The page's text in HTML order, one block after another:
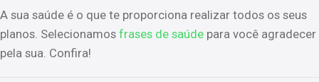
A sua saúde é o que te proporciona realizar todos os seus
planos. Selecionamos frases de saúde para você agradecer
pela sua. Confira!